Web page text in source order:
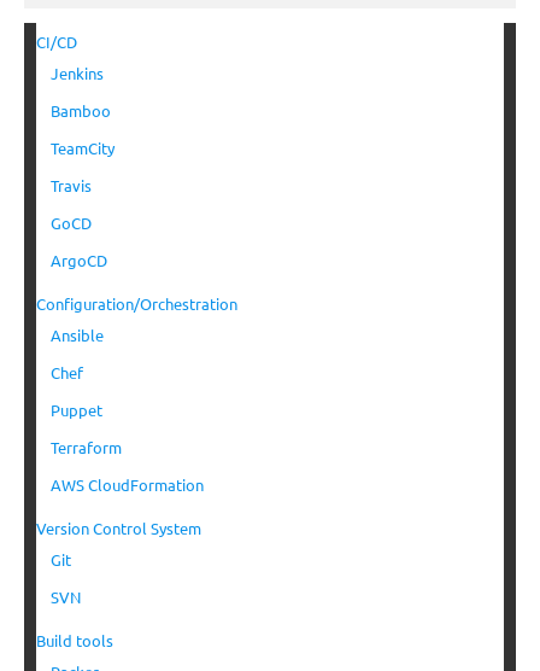
CI/CD
Jenkins
Bamboo
TeamCity
Travis
GoCD
ArgoCD
Configuration/Orchestration
Ansible
Chef
Puppet
Terraform
AWS CloudFormation
Version Control System
Git
SVN
Build tools